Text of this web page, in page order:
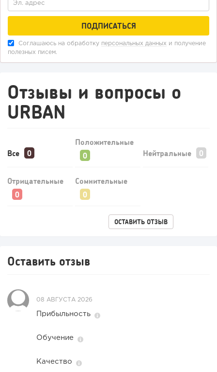
124
Соглашаюсь на обработку персональных данных и получение
полезных писем.
Отзывы и вопросы о
URBAN
Все
Положительные
Нейтральные
Отрицательные Сомнительные
ОСТАВИТЬ ОТЗЫВ
Оставить отзыв
08 АВГУСТА 2026
Прибыльность
Обучение
Качество